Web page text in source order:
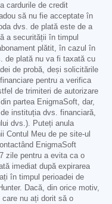
cardurile de credit
să nu fie acceptate în
dvs. de plată este de a
a securității în timpul
plătit, în cazul în
de plată nu va fi taxată cu
de probă, deși solicitările
pentru a verifica
de trimiteri de autorizare
partea EnigmaSoft, dar,
instituția dvs. financiară,
dvs.). Puteți anula
Contul Meu de pe site-ul
EnigmaSoft
zile pentru a evita ca o
imediat după expirarea
în timpul perioadei de
Dacă, din orice motiv,
nu ați dorit să o